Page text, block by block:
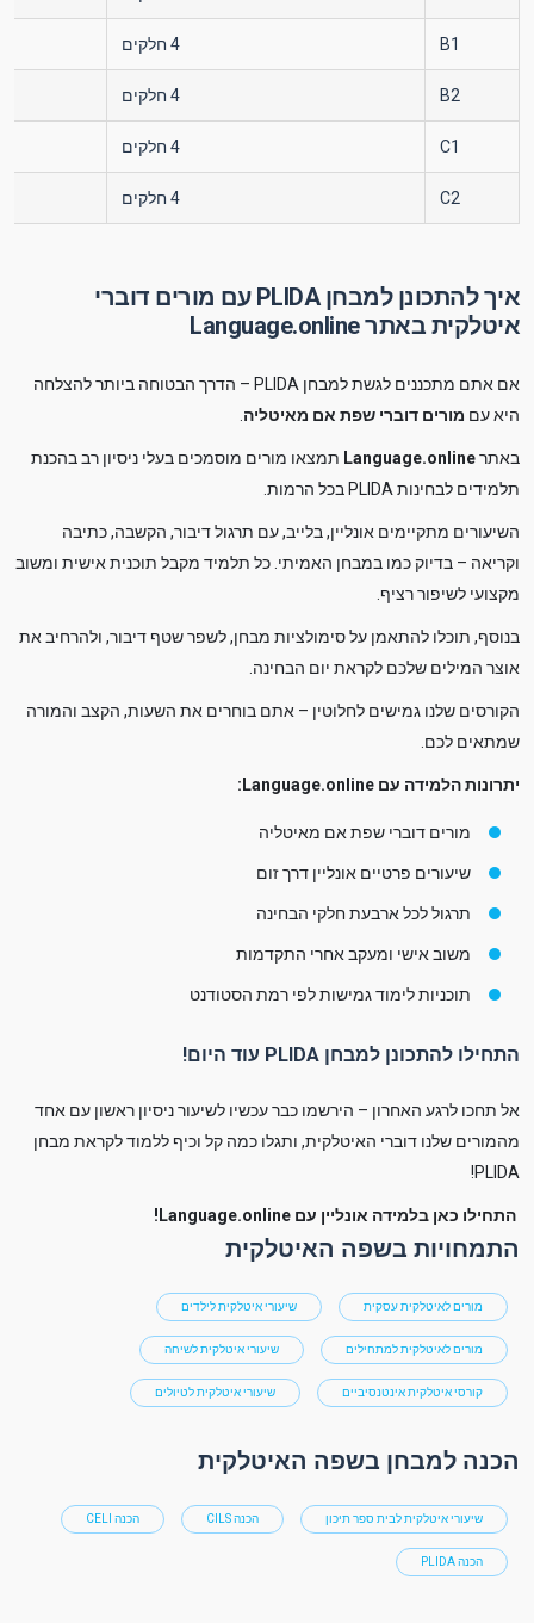
B1 4 חלקים
B2 4 חלקים
C1 4 חלקים
C2 4 חלקים
איך להתכונן למבחן PLIDA עם מורים דוברי
איטלקית באתר Language.online
אם אתם מתכננים לגשת למבחן PLIDA – הדרך הבטוחה ביותר להצלחה
היא עם מורים דוברי שפת אם מאיטליה
באתרLanguage.online תמצאו מורים מוסמכים בעלי ניסיון רב בהכנת
תלמידים לבחינות PLIDA בכל הרמות.
השיעורים מתקיימים אונליין, בלייב, עם תרגול דיבור, הקשבה, כתיבה
וקריאה – בדיוק כמו במבחן האמיתי. כל תלמיד מקבל תוכנית אישית ומשוב
מקצועי לשיפור רציף.
בנוסף, תוכלו להתאמן על סימולציות מבחן, לשפר שטף דיבור, ולהרחיב את
אוצר המילים שלכם לקראת יום הבחינה.
הקורסים שלנו גמישים לחלוטין – אתם בוחרים את השעות, הקצב והמורה
שמתאים לכם.
יתרונות הלמידה עם Language.online:
מורים דוברי שפת אם מאיטליה
שיעורים פרטיים אונליין דרך זום
תרגול לכל ארבעת חלקי הבחינה
משוב אישי ומעקב אחרי התקדמות
תוכניות לימוד גמישות לפי רמת הסטודנט
התחילו להתכונן למבחן PLIDA עוד היום!
אל תחכו לרגע האחרון – הירשמו כבר עכשיו לשיעור ניסיון ראשון עם אחד
מהמורים שלנו דוברי האיטלקית, ותגלו כמה קל וכיף ללמוד לקראת מבחן
PLIDA!
התחילו כאן בלמידה אונליין עם Language.online!
התמחויות בשפה האיטלקית
מורים לאיטלקית עסקית שיעורי איטלקית לילדים
מורים לאיטלקית למתחילים שיעורי איטלקית לשיחה
קורסי איטלקית אינטנסיביים שיעורי איטלקית לטיולים
הכנה למבחן בשפה האיטלקית
שיעורי איטלקית לבית ספר תיכון הכנה CILS הכנה CELI
הכנה PLIDA